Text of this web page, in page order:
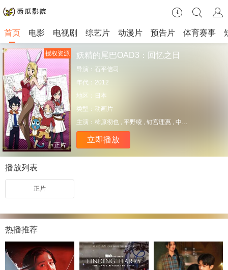
首页 电影 电视剧 综艺片 动漫片 预告片 体育赛事
正片
授权资源 妖精的尾巴OAD3：回忆之日
导演： 石平信司
年代： 2012
地区： 日本
类型： 动画片
主演： 柿原彻也 , 平野绫 , 钉宫理惠 , 中村悠一
立即播放
播放列表
正片
热播推荐